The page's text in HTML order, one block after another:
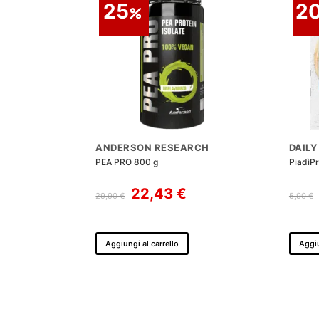
25
ANDERSON RESEARCH
PEA PRO 800 g
29,90€
Il
prezzo
era:
29,90 €.
22,43€
è:
22,43 €.
Aggiungi al carrello
DAILY
5,90€